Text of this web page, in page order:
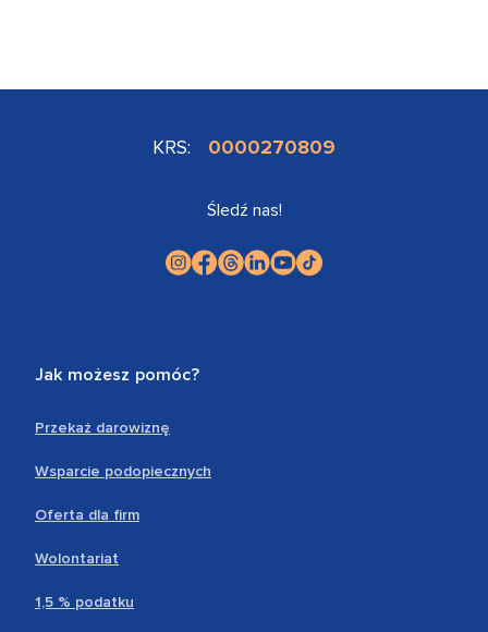
KRS: 0000270809
Śledź nas!
Jak możesz pomóc?
Przekaż darowiznę
Wsparcie podopiecznych
Oferta dla firm
Wolontariat
1,5 % podatku